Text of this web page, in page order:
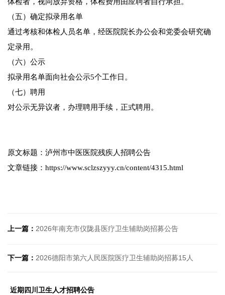
体检者，视同放弃资格，体检费用由应聘者自行承担。
（五）确定拟录用名单
通过考核和体检人员名单，经医院院长办公会和党委会研究确
定录用。
（六）公示
拟录用名单面向社会公示5个工作日。
（七）聘用
对公示无异议者，办理聘用手续，正式聘用。
原文标题：泸州市中医医院残疾人招聘公告
文章链接：https://www.sclzszyyy.cn/content/4315.html
上一篇： 2026年南充市仪陇县医疗卫生辅助岗招募公告
下一篇： 2026德阳市第六人民医院医疗卫生辅助岗招募15人
近期四川卫生人才招聘公告